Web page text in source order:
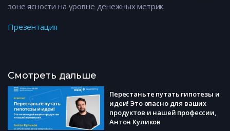
зоне ясности на уровне денежных метрик.
Презентация
Смотреть дальше
Перестаньте путать гипотезы и
идеи! Это опасно для ваших
продуктов и нашей профессии,
Антон Куликов